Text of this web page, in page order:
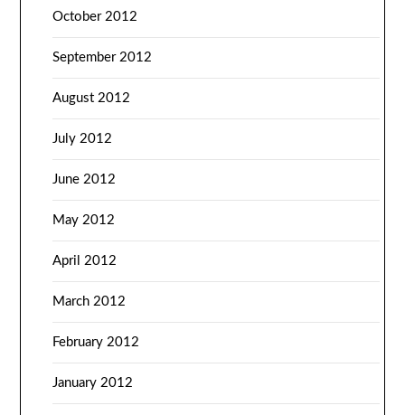
October 2012
September 2012
August 2012
July 2012
June 2012
May 2012
April 2012
March 2012
February 2012
January 2012